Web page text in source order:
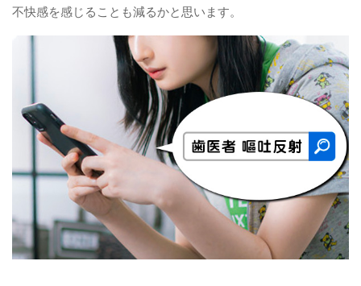
不快感を感じることも減るかと思います。